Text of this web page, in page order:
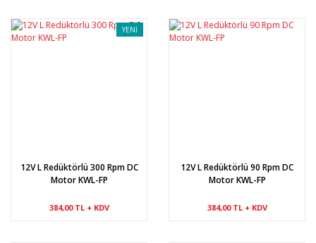
YENİ
12V L Redüktörlü 300 Rpm DC
Motor KWL-FP
384,00 TL + KDV
12V L Redüktörlü 90 Rpm DC
Motor KWL-FP
384,00 TL + KDV